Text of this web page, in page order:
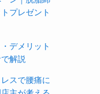
プレゼント
デメリット
解説
スで腰痛に